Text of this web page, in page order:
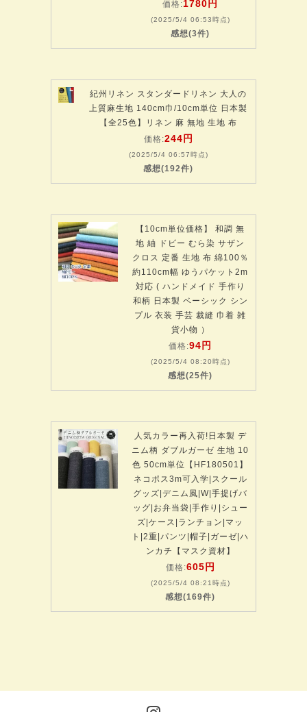
価格:1780円
(2025/5/4 06:53時点)
感想(3件)
紀州リネン スタンダードリネン 大人の
上質麻生地 140cm巾/10cm単位 日本製
【全25色】リネン 麻 無地 生地 布
価格:244円
(2025/5/4 06:57時点)
感想(192件)
【10cm単位価格】 和調 無
地 紬 ドビー むら染 サザン
クロス 定番 生地 布 綿100％
約110cm幅 ゆうパケット2m
対応 ( ハンドメイド 手作り
和柄 日本製 ベーシック シン
プル 衣装 手芸 裁縫 巾着 雑
貨小物 ）
価格:94円
(2025/5/4 08:20時点)
感想(25件)
人気カラー再入荷!日本製 デ
ニム柄 ダブルガーゼ 生地 10
色 50cm単位【HF180501】
ネコポス3m可入学|スクール
グッズ|デニム風|W|手提げバ
ッグ|お弁当袋|手作り|シュー
ズ|ケース|ランチョン|マッ
ト|2重|パンツ|帽子|ガーゼ|ハ
ンカチ【マスク資材】
価格:605円
(2025/5/4 08:21時点)
感想(169件)